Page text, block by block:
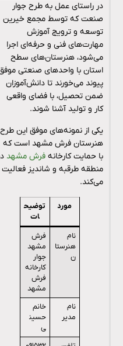
در راستای عمل به طرح جوار
صنعت که توسط مجمع خیرین
توسعه و ترویج آموزش
مهارت‌های فنی و حرفه‌ای اجرا
می‌شود، هنرستان‌های سطح
استان با واحدهای صنعتی موفق
پیوند می‌خورند تا دانش‌آموزان
ضمن تحصیل، با فضای واقعی
کار و تولید آشنا شوند.
یکی از نمونه‌های موفق این طرح،
هنرستان فرش مشهد است که
با حمایت کارخانهفرش مشهددر
منطقه طرقبه و شاندیز فعالیت
می‌کند.
مورد
توضیح
هنرستا
فرش
مشهد
کارخانه
فرش
مشهد
حسین